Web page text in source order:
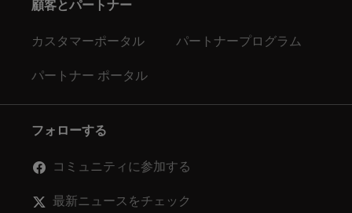
顧客とパートナー
カスタマーポータル パートナープログラム
パートナー ポータル
フォローする
コミュニティに参加する
最新ニュースをチェック